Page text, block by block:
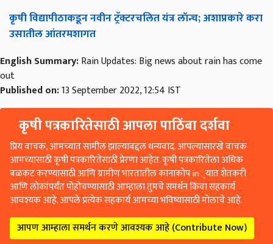
कृषी विद्यापीठाकडून नवीन ट्रॅक्टरचलित यंत्र लॉन्च; अशाप्रकारे करा
उसातील आंतरमशागत
English Summary:Rain Updates: Big news about rain has come
out
Published on:13 September 2022, 12:54 IST
कृषी पत्रकारितेसाठी आपला पाठिंबा दर्शवा
प्रिय वाचक, आमच्यात सामील झाल्याबद्दल धन्यवाद. आपल्यासारखे वाचक
आमच्यासाठी कृषी पत्रकारितेसाठी प्रेरणा आहेत. कृषी पत्रकारितेला अधिक
बळकट करण्यासाठी आणि ग्रामीण भारतातील कानाकोप in्यात शेतकरी
आणि लोकांपर्यंत पोहोचण्यासाठी आम्हाला तुमचे समर्थन किंवा सहकार्य
आवश्यक आहे. आपले प्रत्येक सहकार्य आमच्या भविष्यासाठी मोलाचे आहे.
आपण आम्हाला समर्थन करणे आवश्यक आहे (Contribute Now)